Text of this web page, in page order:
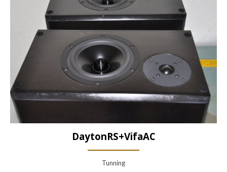
DaytonRS+VifaAC
Tunning